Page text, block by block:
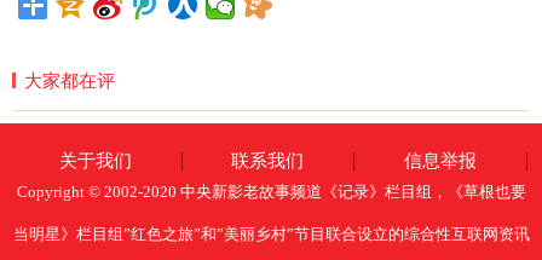
大家都在评
关于我们 联系我们 信息举报
Copyright © 2002-2020 中央新影老故事频道《记录》栏目组，《草根也要
当明星》栏目组”红色之旅”和”美丽乡村”节目联合设立的综合性互联网资讯